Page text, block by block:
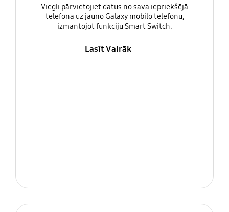
Viegli pārvietojiet datus no sava iepriekšējā
telefona uz jauno Galaxy mobilo telefonu,
izmantojot funkciju Smart Switch.
Lasīt Vairāk